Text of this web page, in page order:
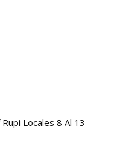
Locales 8 Al 13